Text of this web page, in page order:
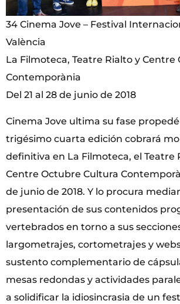
34 Cinema Jove – Festival
València
La Filmoteca, Teatre Rialto y
Contemporània
Del 21 al 28 de junio de 2018
Cinema Jove ultima su fase
trigésimo cuarta edición cobrará
definitiva en La Filmoteca, el Teatre
Centre Octubre Cultura
de junio de 2018. Y lo procura
presentación de sus contenidos
vertebrados en torno a sus
largometrajes, cortometrajes y
sustento complementario de
mesas redondas y actividades
a solidificar la idiosincrasia de un